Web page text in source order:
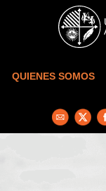
Skip to main content
QUIENES SOMOS